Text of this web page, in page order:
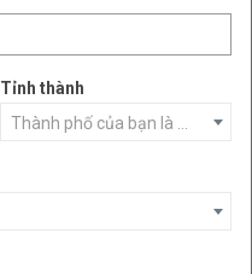
Tỉnh thành
Thành phố của bạn là ...